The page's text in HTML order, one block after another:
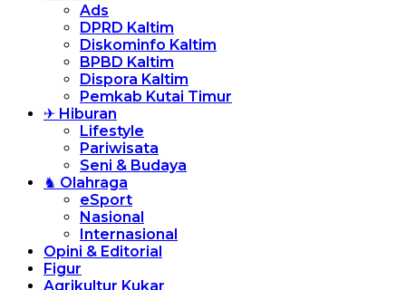
Ads
DPRD Kaltim
Diskominfo Kaltim
BPBD Kaltim
Dispora Kaltim
Pemkab Kutai Timur
✈ Hiburan
Lifestyle
Pariwisata
Seni & Budaya
♞ Olahraga
eSport
Nasional
Internasional
Opini & Editorial
Figur
Agrikultur Kukar